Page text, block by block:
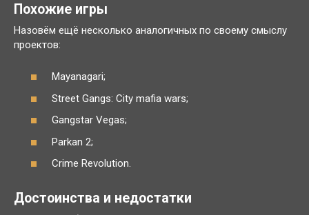
Похожие игры
Назовём ещё несколько аналогичных по своему смыслу
проектов:
Mayanagari;
Street Gangs: City mafia war‪s‬;
Gangstar Vegas;
Parkan 2;
Crime Revolution.
Достоинства и недостатки